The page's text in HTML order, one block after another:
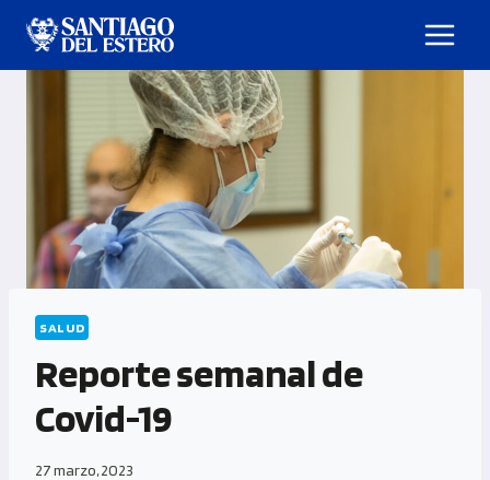
SALUD
Reporte semanal de
Covid-19
27 marzo, 2023